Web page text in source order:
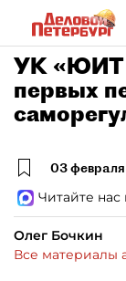
УК «ЮИТ
первых
03 февраля
Читайте
Олег Бочкин
Все материалы